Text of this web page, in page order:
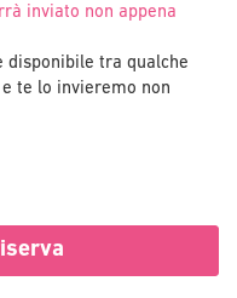
inviato non appena
disponibile tra qualche
te lo invieremo non